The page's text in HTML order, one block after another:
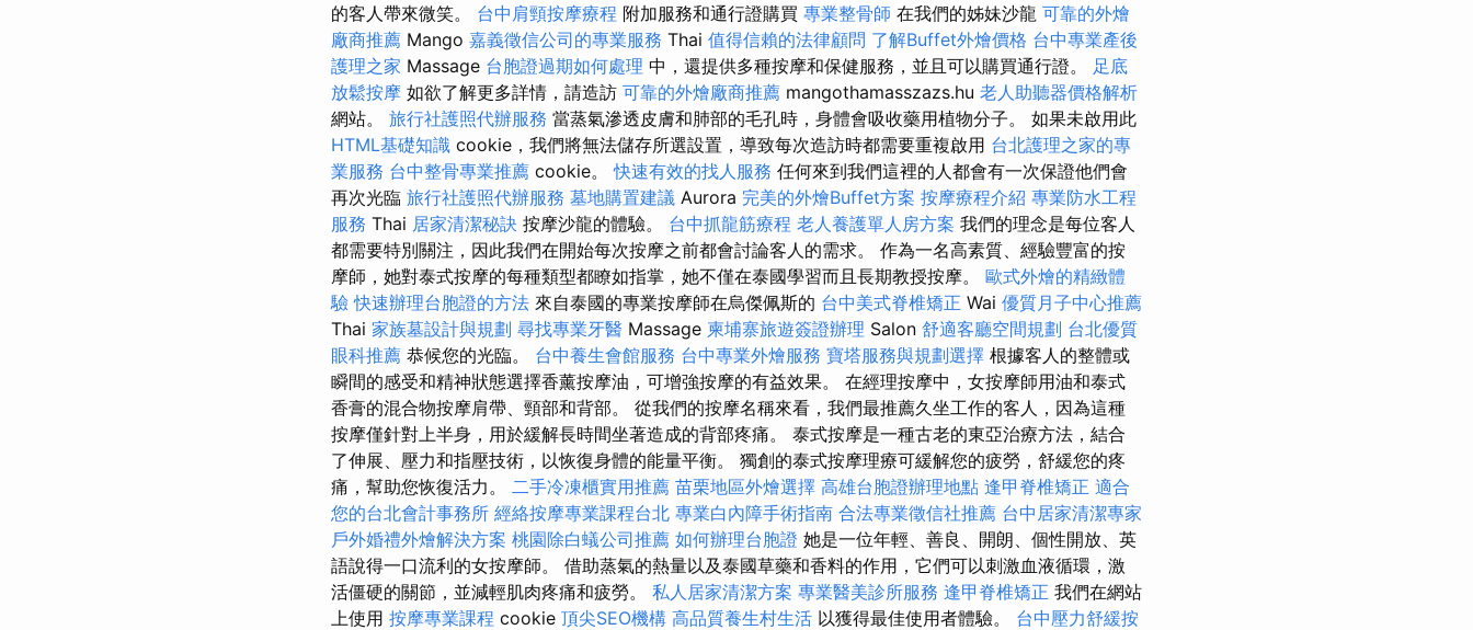
的客人帶來微笑。 台中肩頸按摩療程 附加服務和通行證購買 專業整骨師 在我們的姊妹沙龍 可靠的外燴
廠商推薦 Mango 嘉義徵信公司的專業服務 Thai 值得信賴的法律顧問 了解Buffet外燴價格 台中專業產後
護理之家 Massage 台胞證過期如何處理 中，還提供多種按摩和保健服務，並且可以購買通行證。 足底
放鬆按摩 如欲了解更多詳情，請造訪 可靠的外燴廠商推薦 mangothamasszazs.hu 老人助聽器價格解析
網站。 旅行社護照代辦服務 當蒸氣滲透皮膚和肺部的毛孔時，身體會吸收藥用植物分子。 如果未啟用此
HTML基礎知識 cookie，我們將無法儲存所選設置，導致每次造訪時都需要重複啟用 台北護理之家的專
業服務 台中整骨專業推薦 cookie。快速有效的找人服務 任何來到我們這裡的人都會有一次保證他們會
再次光臨 旅行社護照代辦服務 墓地購置建議 Aurora 完美的外燴Buffet方案 按摩療程介紹 專業防水工程
服務 Thai 居家清潔秘訣 按摩沙龍的體驗。 台中抓龍筋療程 老人養護單人房方案 我們的理念是每位客人
都需要特別關注，因此我們在開始每次按摩之前都會討論客人的需求。 作為一名高素質、經驗豐富的按
摩師，她對泰式按摩的每種類型都瞭如指掌，她不僅在泰國學習而且長期教授按摩。 歐式外燴的精緻體
驗 快速辦理台胞證的方法 來自泰國的專業按摩師在烏傑佩斯的 台中美式脊椎矯正 Wai 優質月子中心推薦
Thai 家族墓設計與規劃 尋找專業牙醫 Massage 柬埔寨旅遊簽證辦理 Salon 舒適客廳空間規劃 台北優質
眼科推薦 恭候您的光臨。 台中養生會館服務 台中專業外燴服務 寶塔服務與規劃選擇 根據客人的整體或
瞬間的感受和精神狀態選擇香薰按摩油，可增強按摩的有益效果。 在經理按摩中，女按摩師用油和泰式
香膏的混合物按摩肩帶、頸部和背部。 從我們的按摩名稱來看，我們最推薦久坐工作的客人，因為這種
按摩僅針對上半身，用於緩解長時間坐著造成的背部疼痛。 泰式按摩是一種古老的東亞治療方法，結合
了伸展、壓力和指壓技術，以恢復身體的能量平衡。 獨創的泰式按摩理療可緩解您的疲勞，舒緩您的疼
痛，幫助您恢復活力。 二手冷凍櫃實用推薦 苗栗地區外燴選擇 高雄台胞證辦理地點 逢甲脊椎矯正 適合
您的台北會計事務所 經絡按摩專業課程台北 專業白內障手術指南 合法專業徵信社推薦 台中居家清潔專家
戶外婚禮外燴解決方案 桃園除白蟻公司推薦 如何辦理台胞證 她是一位年輕、善良、開朗、個性開放、英
語說得一口流利的女按摩師。 借助蒸氣的熱量以及泰國草藥和香料的作用，它們可以刺激血液循環，激
活僵硬的關節，並減輕肌肉疼痛和疲勞。 私人居家清潔方案 專業醫美診所服務 逢甲脊椎矯正 我們在網站
上使用 按摩專業課程 cookie 頂尖SEO機構 高品質養生村生活 以獲得最佳使用者體驗。 台中壓力舒緩按